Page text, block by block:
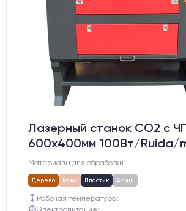
Лазерный станок CO2 c
600х400мм 100Вт/Ruida/
Материалы для обработки:
Дерево Кожа Пластик Акрил
Рабочая температура:
Электропитание: